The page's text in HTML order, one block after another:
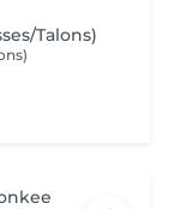
Talons)